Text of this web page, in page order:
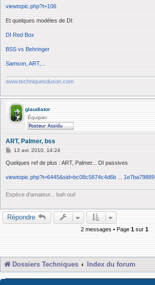
viewtopic.php?t=106
Et quelques modèles de DI:
DI Red Box
BSS vs Behringer
Samson, ART,...
www.techniquesduson.com
glaudiator
Équipier
ART, Palmer, bss
M
s
g
13 avr. 2010, 14:24
Quelques ref de plus : ART, Palmer... DI passives
viewtopic.php?t=6445&sid=bc08c5874c4d6b ... 1e7ba79889
Espèce d'amateur... bah oui!
Répondre
2 messages • Page 1 sur 1
Dossiers Techniques Index du forum